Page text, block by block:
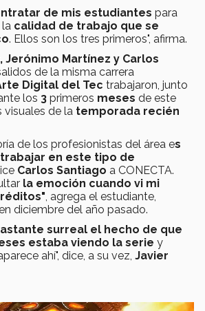
de mis estudiantes para
calidad de trabajo que se
. Ellos son los tres primeros", afirma.
Jerónimo Martínez y Carlos
de la misma carrera
Digital del Tec trabajaron, junto
los 3 primeros meses de este
de la temporada recién
de los profesionistas del área es
en este tipo de
Carlos Santiago a CONECTA.
la emoción cuando vi mi
, agrega el estudiante,
diciembre del año pasado.
surreal el hecho de que
estaba viendo la serie y
ahí", dice, a su vez, Javier